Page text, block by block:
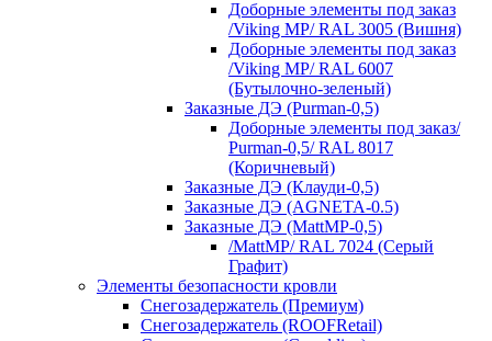
Доборные элементы под заказ
/Viking MP/ RAL 3005 (Вишня)
Доборные элементы под заказ
/Viking MP/ RAL 6007
(Бутылочно-зеленый)
Заказные ДЭ (Purman-0,5)
Доборные элементы под заказ/
Purman-0,5/ RAL 8017
(Коричневый)
Заказные ДЭ (Клауди-0,5)
Заказные ДЭ (AGNETA-0.5)
Заказные ДЭ (MattMP-0,5)
/MattMP/ RAL 7024 (Серый
Графит)
Элементы безопасности кровли
Снегозадержатель (Премиум)
Снегозадержатель (ROOFRetail)